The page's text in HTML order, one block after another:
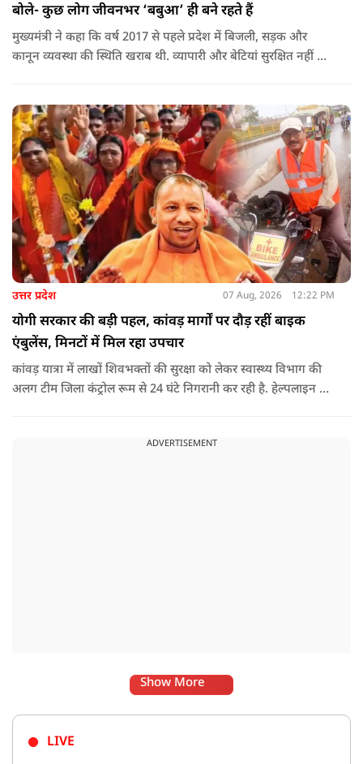
बोले- कुछ लोग जीवनभर ‘बबुआ’ ही बने रहते हैं
मुख्यमंत्री ने कहा कि वर्ष 2017 से पहले प्रदेश में बिजली, सड़क और
कानून व्यवस्था की स्थिति खराब थी. व्यापारी और बेटियां सुरक्षित नहीं थीं.
हस्तशिल्पियों को उठाना पड़ा.
उत्तर प्रदेश 07 Aug, 2026 12:22 PM
योगी सरकार की बड़ी पहल, कांवड़ मार्गों पर दौड़ रहीं बाइक
एंबुलेंस, मिनटों में मिल रहा उपचार
कांवड़ यात्रा में लाखों शिवभक्तों की सुरक्षा को लेकर स्वास्थ्य विभाग की
अलग टीम जिला कंट्रोल रूम से 24 घंटे निगरानी कर रही है. हेल्पलाइन पर
ADVERTISEMENT
Show More
LIVE